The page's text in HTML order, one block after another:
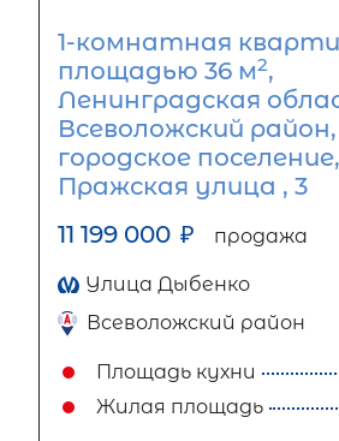
1-комнатная
площадью 36 м2,
Ленинградская
Всеволожский
городское
Пражская улица , 3
11 199 000 ₽ продажа
Улица Дыбенко
Всеволожский район
Площадь кухни
Жилая площадь